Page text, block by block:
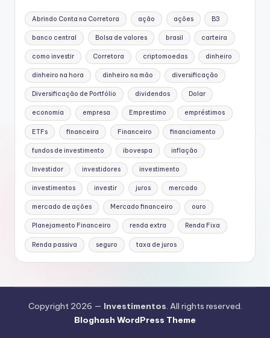
Abrindo Conta na Corretora ação ações B3
banco central Bolsa de valores brasil carteira
como investir Corretora criptomoedas dinheiro
dinheiro na hora dinheiro na mão diversificação
Diversificação de Portfólio dividendos Dolar
economia empresa Emprestimo empréstimos
ETFs financeira Financeiro financiamento
fundos de investimento ibovespa inflação
Investidor investidores investimento
investimentos investir juros mercado
mercado de ações Mercado financeiro ouro
Planejamento Financeiro renda extra Renda Fixa
Renda passiva seguro taxa de juros
Copyright 2026 — Investimentos. All rights reserved.
Bloghash WordPress Theme